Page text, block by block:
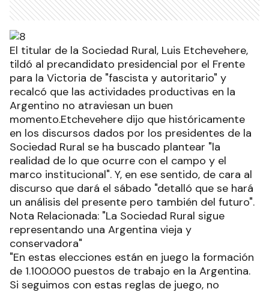
El titular de la Sociedad Rural, Luis Etchevehere,
tildó al precandidato presidencial por el Frente
para la Victoria de "fascista y autoritario" y
recalcó que las actividades productivas en la
Argentino no atraviesan un buen
momento.Etchevehere dijo que históricamente
en los discursos dados por los presidentes de la
Sociedad Rural se ha buscado plantear "la
realidad de lo que ocurre con el campo y el
marco institucional". Y, en ese sentido, de cara al
discurso que dará el sábado "detalló que se hará
un análisis del presente pero también del futuro".
Nota Relacionada: "La Sociedad Rural sigue
representando una Argentina vieja y
conservadora"
"En estas elecciones están en juego la formación
de 1.100.000 puestos de trabajo en la Argentina.
Si seguimos con estas reglas de juego, no